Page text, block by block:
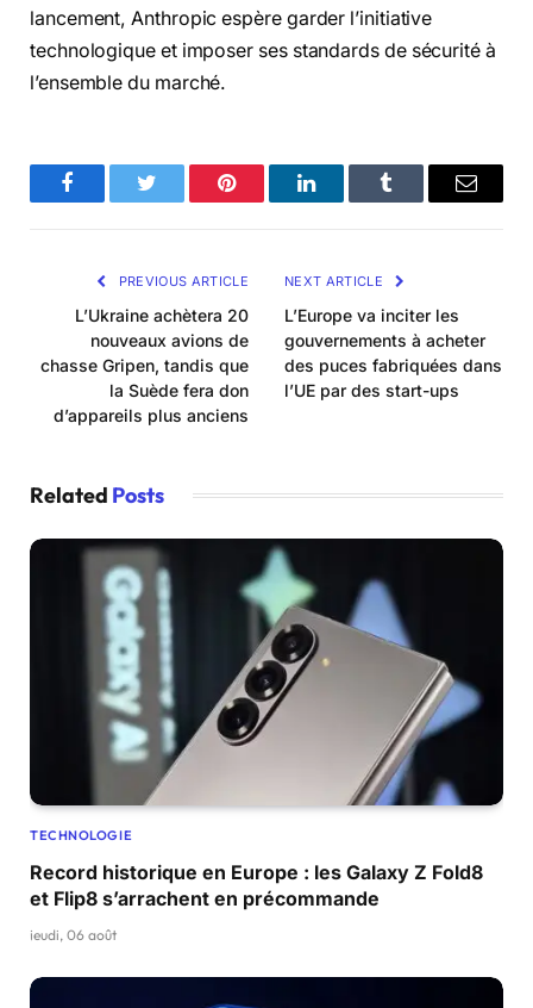
lancement, Anthropic espère garder l’initiative
technologique et imposer ses standards de sécurité à
l’ensemble du marché.
FacebookTwitter Pinterest LinkedInTumblr Email
PREVIOUS ARTICLE
L’Ukraine achètera 20
nouveaux avions de
chasse Gripen, tandis que
la Suède fera don
d’appareils plus anciens
NEXT ARTICLE
L’Europe va inciter les
gouvernements à acheter
des puces fabriquées dans
l’UE par des start-ups
Related Posts
TECHNOLOGIE
Record historique en Europe : les Galaxy Z Fold8
et Flip8 s’arrachent en précommande
jeudi, 06 août